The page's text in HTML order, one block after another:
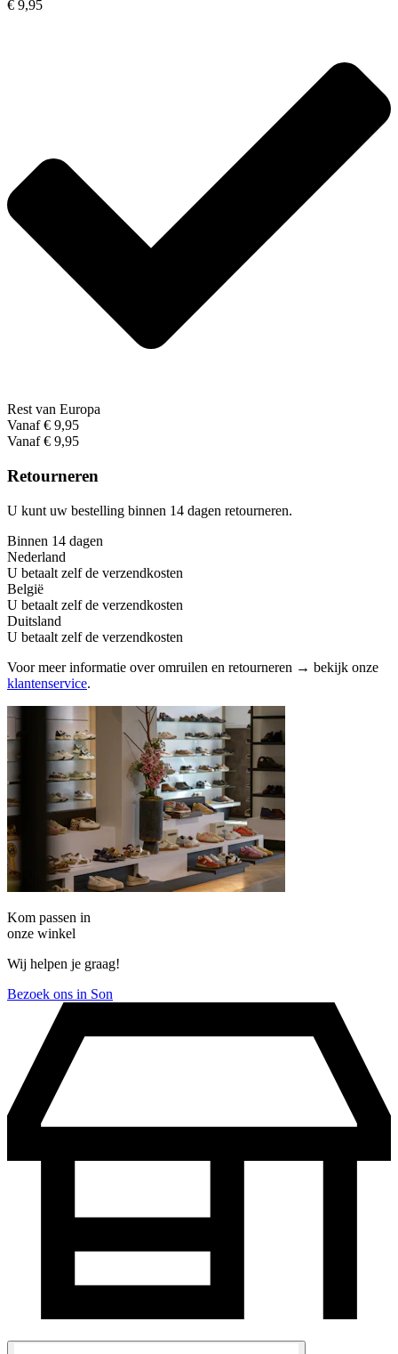
€ 9,95
Rest van Europa
Vanaf € 9,95
Vanaf € 9,95
Retourneren
U kunt uw bestelling binnen 14 dagen retourneren.
Binnen 14 dagen
Nederland
U betaalt zelf de verzendkosten
België
U betaalt zelf de verzendkosten
Duitsland
U betaalt zelf de verzendkosten
Voor meer informatie over omruilen en retourneren → bekijk onze
klantenservice.
Kom passen in
onze winkel
Wij helpen je graag!
Bezoek ons in Son